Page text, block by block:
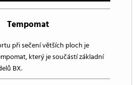
Tempomat
při sečení větších ploch je
který je součástí základní
BX.